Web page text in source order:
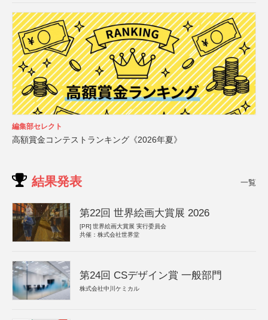
編集部セレクト
高額賞金コンテストランキング《2026年夏》
結果発表 一覧
第22回 世界絵画大賞展 2026
[PR] 世界絵画大賞展 実行委員会
共催：株式会社世界堂
第24回 CSデザイン賞 一般部門
株式会社中川ケミカル